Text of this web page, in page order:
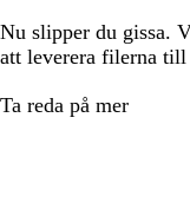
Nu slipper du gissa.
att leverera filerna
Ta reda på mer